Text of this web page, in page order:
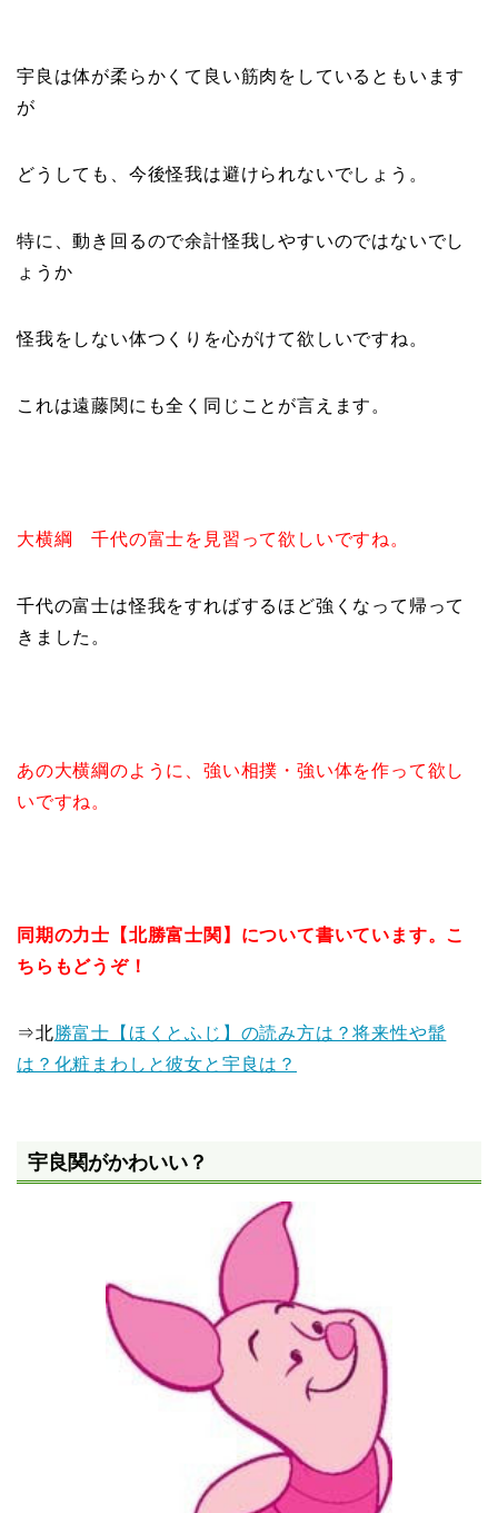
宇良は体が柔らかくて良い筋肉をしているともいます
が
どうしても、今後怪我は避けられないでしょう。
特に、動き回るので余計怪我しやすいのではないでし
ょうか
怪我をしない体つくりを心がけて欲しいですね。
これは遠藤関にも全く同じことが言えます。
大横綱 千代の富士を見習って欲しいですね。
千代の富士は怪我をすればするほど強くなって帰って
きました。
あの大横綱のように、強い相撲・強い体を作って欲し
いですね。
同期の力士【北勝富士関】について書いています。こ
ちらもどうぞ！
⇒北勝富士【ほくとふじ】の読み方は？将来性や髷
は？化粧まわしと彼女と宇良は？
宇良関がかわいい？